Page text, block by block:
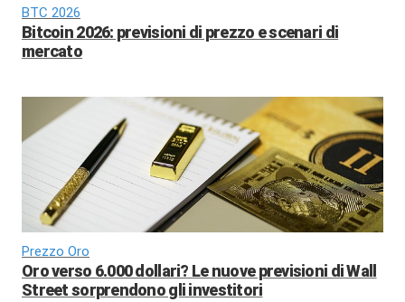
BTC 2026
Bitcoin 2026: previsioni di prezzo e scenari di
mercato
Prezzo Oro
Oro verso 6.000 dollari? Le nuove previsioni di Wall
Street sorprendono gli investitori